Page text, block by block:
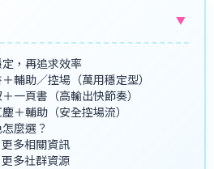
▼
，再追求效率
輔助／控場（萬用穩定型）
一頁書（高輸出快節奏）
＋輔助（安全控場流）
麼選？
多相關資訊
多社群資源